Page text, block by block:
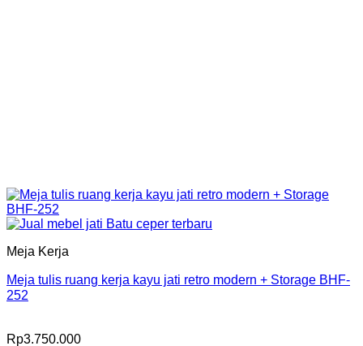
Meja Kerja
Meja tulis ruang kerja kayu jati retro modern + Storage BHF-
252
Rp3.750.000